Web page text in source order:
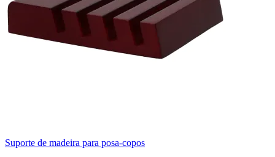
Suporte de madeira para posa-copos